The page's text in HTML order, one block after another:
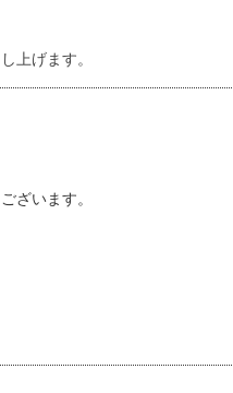
上げます。
ざいます。